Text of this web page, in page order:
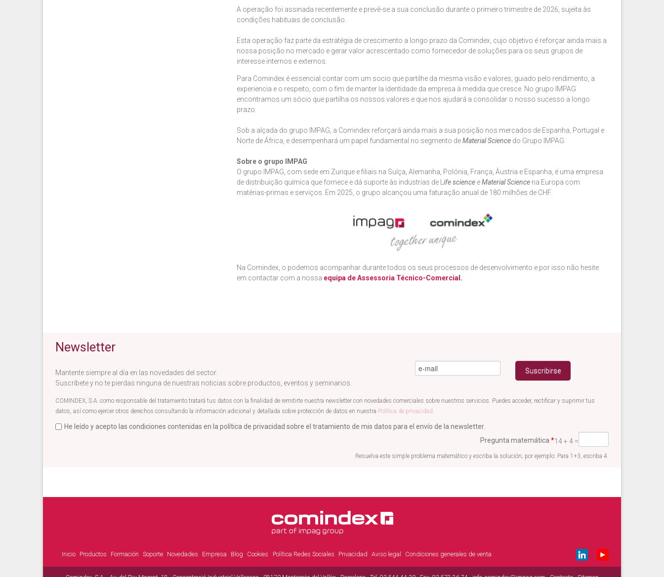
A operação foi assinada recentemente e prevê-se a sua conclusão durante o primeiro trimestre de 2026, sujeita às
condições habituais de conclusão.
Esta operação faz parte da estratégia de crescimento a longo prazo da Comindex, cujo objetivo é reforçar ainda mais a
nossa posição no mercado e gerar valor acrescentado como fornecedor de soluções para os seus grupos de
interesse internos e externos.
Para Comindex é essencial contar com um socio que partilhe da mesma visão e valores, guiado pelo rendimento, a
experiencia e o respeito, com o fim de manter la identidade da empresa à medida que cresce. No grupo IMPAG
encontramos um sócio que partilha os nossos valores e que nos ajudará a consolidar o nosso sucesso a longo
prazo.
Sob a alçada do grupo IMPAG, a Comindex reforçará ainda mais a sua posição nos mercados de Espanha, Portugal e
Norte de África, e desempenhará um papel fundamental no segmento deMaterial Science do Grupo IMPAG.
Sobre o grupo IMPAG
O grupo IMPAG, com sede em Zurique e filiais na Suíça, Alemanha, Polónia, França, Áustria e Espanha, é uma empresa
de distribuição química que fornece e dá suporte às industrias de Life science eMaterial Science na Europa com
matérias-primas e serviços. Em 2025, o grupo alcançou uma faturação anual de 180 milhões de CHF.
Na Comindex, o podemos acompanhar durante todos os seus processos de desenvolvimento e por isso não hesite
em contactar com a nossa equipa de Assessoria Técnico-Comercial.
Newsletter
Mantente siempre al día en las novedades del sector.
Suscríbete y no te pierdas ninguna de nuestras noticias sobre productos, eventos y seminarios.
e-mail*
He leído y acepto las condiciones contenidas en la política de privacidad sobre el tratamiento de mis datos para el envío de la newsletter.
COMINDEX, S.A. como responsable del tratamiento tratará tus datos con la finalidad de remitirte nuestra newsletter con novedades comerciales sobre nuestros servicios. Puedes acceder, rectificar y suprimir tus
datos, así como ejercer otros derechos consultando la información adicional y detallada sobre protección de datos en nuestra Política de privacidad .
Pregunta matemática *14 + 4 =
Resuelva este simple problema matemático y escriba la solución; por ejemplo: Para 1+3, escriba 4.
Menú secundario
Inicio Productos Formación Soporte Novedades Empresa Blog Cookies Política Redes Sociales Privacidad Aviso legal Condiciones generales de venta